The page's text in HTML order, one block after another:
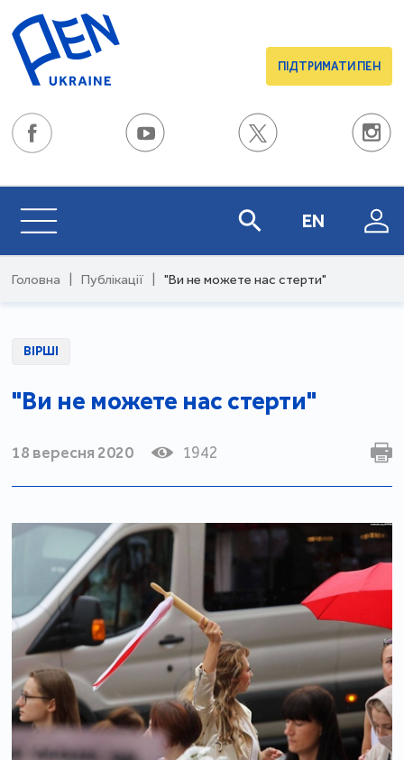
ПІДТРИМАТИ ПЕН
EN
Головна Публікації "Ви не можете нас стерти"
ВІРШІ
"Ви не можете нас стерти"
18 вересня 2020 1942